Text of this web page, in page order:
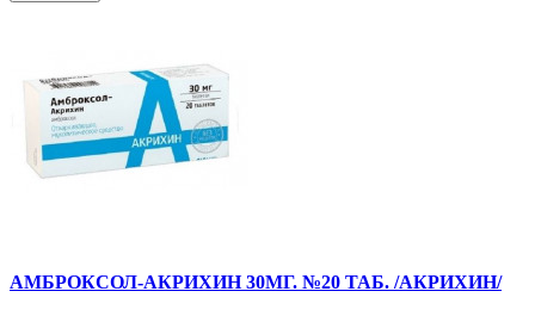
АМБРОКСОЛ-АКРИХИН 30МГ. №20 ТАБ. /АКРИХИН/